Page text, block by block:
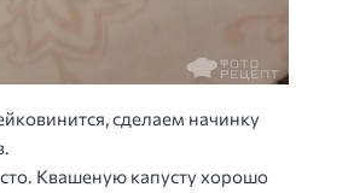
сделаем начинку
Квашеную капусту хорошо